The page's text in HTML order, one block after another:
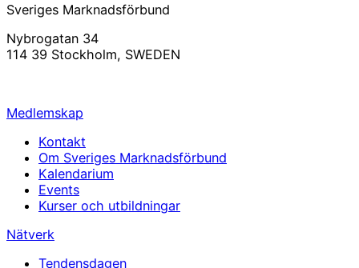
Sveriges Marknadsförbund
Nybrogatan 34
114 39 Stockholm, SWEDEN
Medlemskap
Kontakt
Om Sveriges Marknadsförbund
Kalendarium
Events
Kurser och utbildningar
Nätverk
Tendensdagen